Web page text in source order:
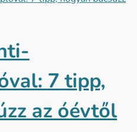
7 tipp,
az óévtől